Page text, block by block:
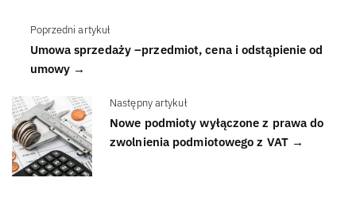
Poprzedni artykuł
Umowa sprzedaży –przedmiot, cena i odstąpienie od
umowy →
Następny artykuł
Nowe podmioty wyłączone z prawa do
zwolnienia podmiotowego z VAT →